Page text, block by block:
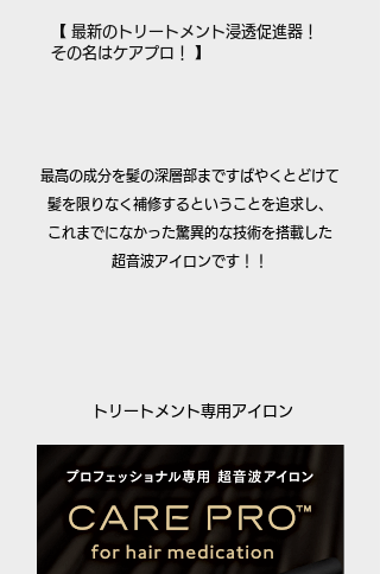
【 最新のトリートメント浸透促進器！
その名はケアプロ！ 】
最高の成分を髪の深層部まですばやくとどけて
髪を限りなく補修するということを追求し、
これまでになかった驚異的な技術を搭載した
超音波アイロンです！！
トリートメント専用アイロン